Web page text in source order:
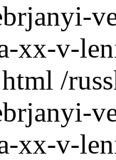
xx-v-
/
xx-v-